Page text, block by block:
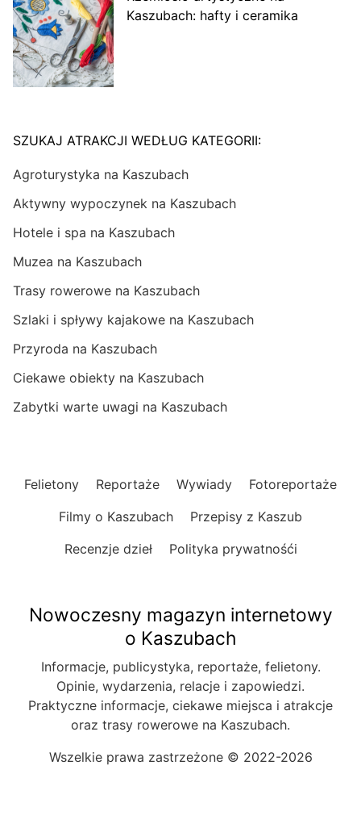
Kaszubach: hafty i ceramika
SZUKAJ ATRAKCJI WEDŁUG KATEGORII:
Agroturystyka na Kaszubach
Aktywny wypoczynek na Kaszubach
Hotele i spa na Kaszubach
Muzea na Kaszubach
Trasy rowerowe na Kaszubach
Szlaki i spływy kajakowe na Kaszubach
Przyroda na Kaszubach
Ciekawe obiekty na Kaszubach
Zabytki warte uwagi na Kaszubach
Felietony Reportaże Wywiady
Fotoreportaże
Filmy o Kaszubach
Przepisy z Kaszub
Recenzje dzieł
Polityka prywatnośći
Nowoczesny magazyn internetowy
o Kaszubach
Informacje, publicystyka, reportaże, felietony.
Opinie, wydarzenia, relacje i zapowiedzi.
Praktyczne informacje, ciekawe miejsca i atrakcje
oraz trasy rowerowe na Kaszubach.
Wszelkie prawa zastrzeżone © 2022-2026